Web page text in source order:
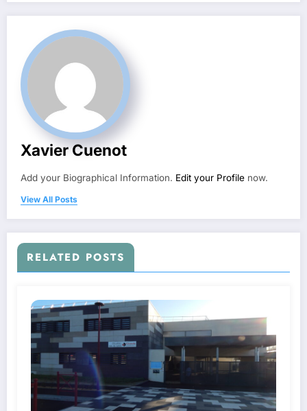
Xavier Cuenot
Add your Biographical Information. Edit your Profile now.
View All Posts
RELATED POSTS